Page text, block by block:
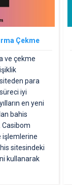
Çekme
ve çekme
para
iyi
en yeni
bahis
Casibom
işlemlerine
sitesindeki
kullanarak